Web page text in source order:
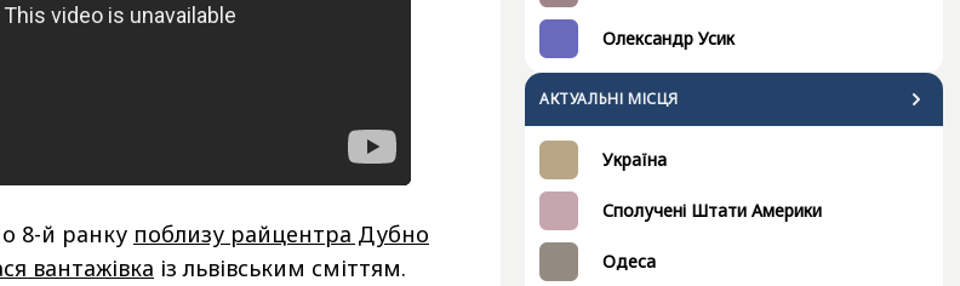
Олександр Усик
АКТУАЛЬНІ МІСЦЯ
Україна
Сполучені Штати Америки
Одеса
о 8-й ранку поблизу райцентра Дубно
вантажівка із львівським сміттям.